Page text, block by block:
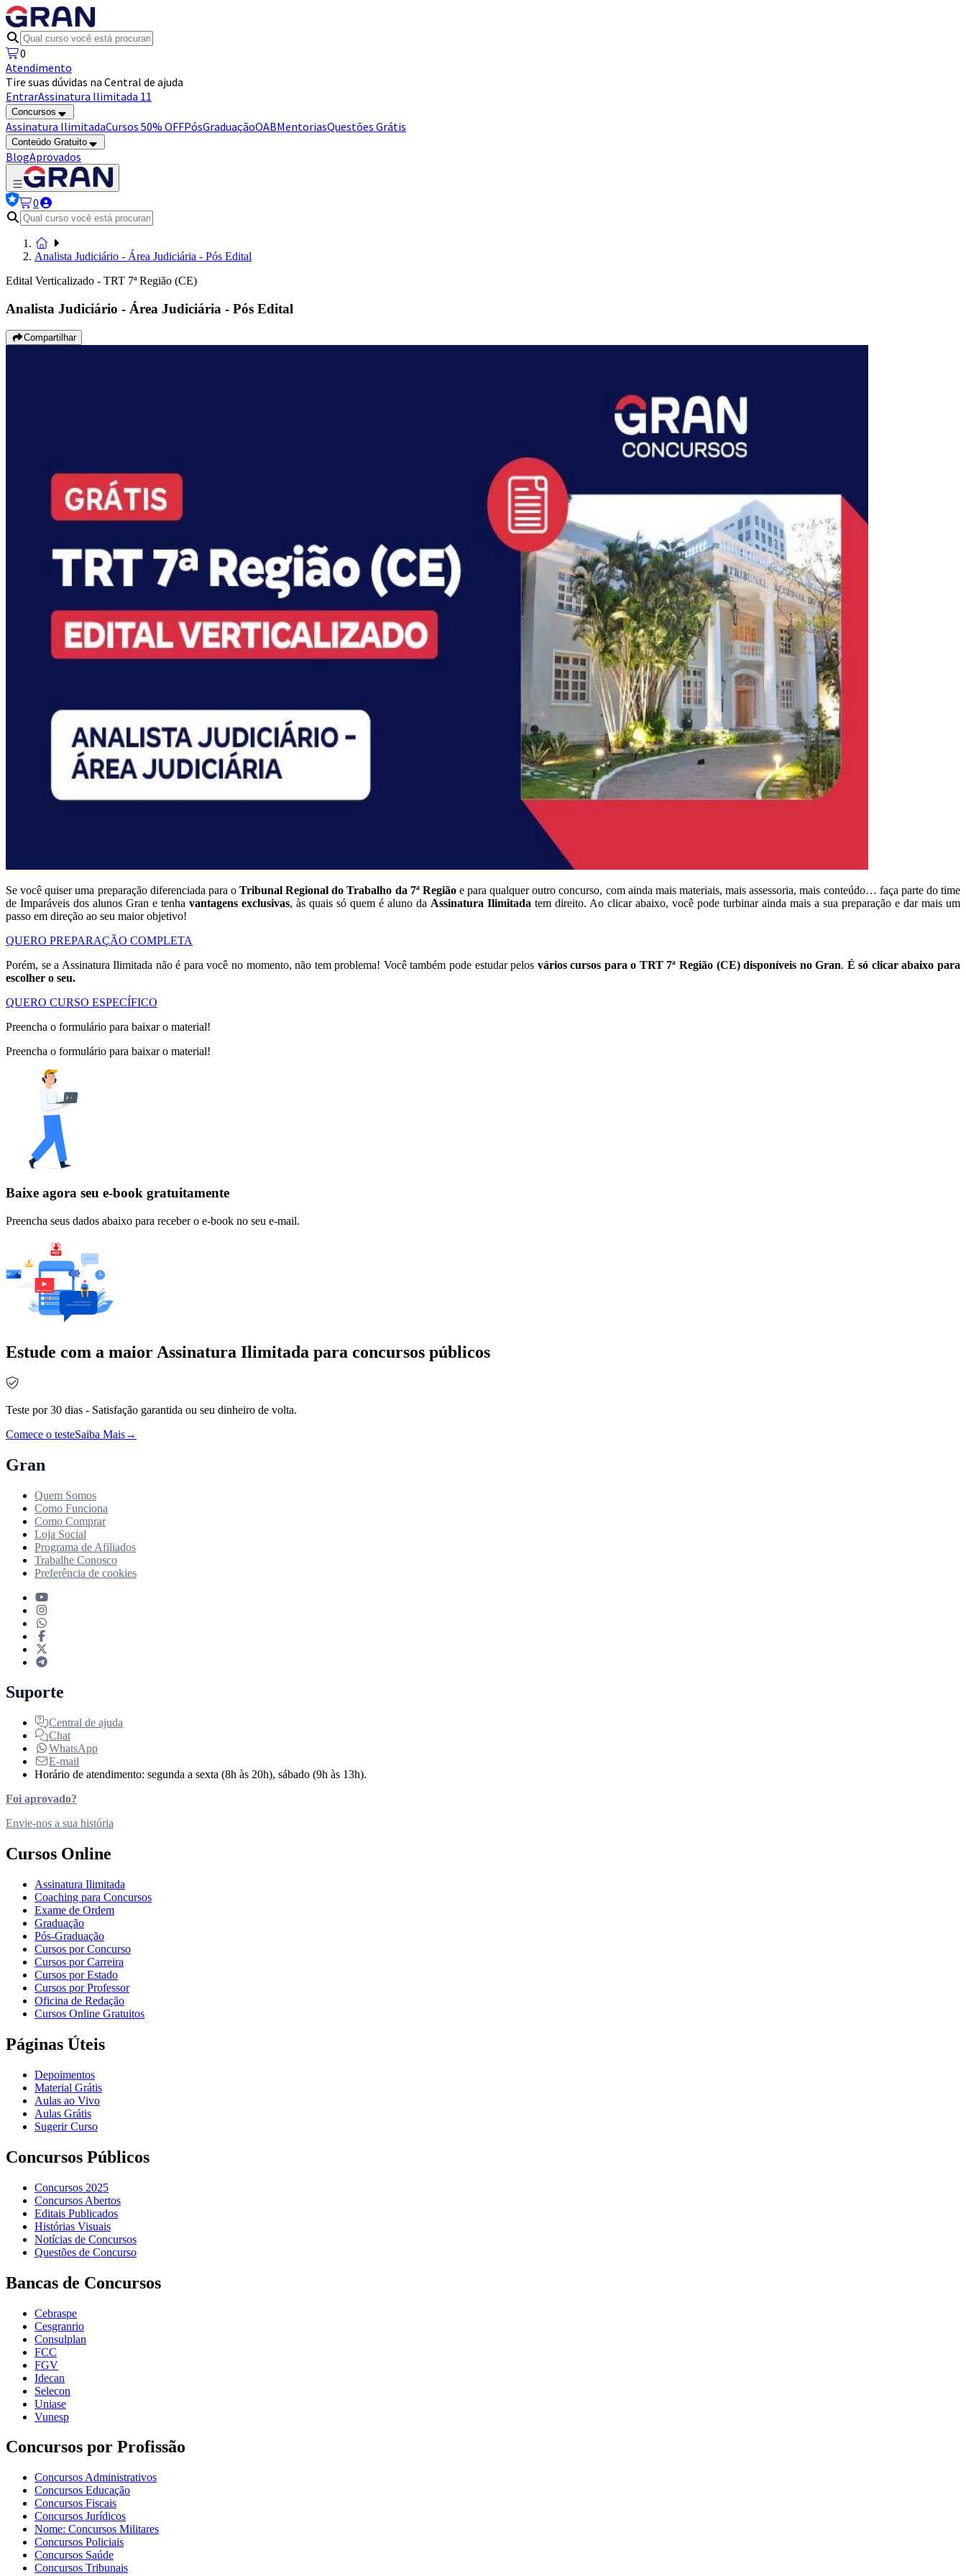
0
Atendimento
Tire suas dúvidas na Central de ajuda
EntrarAssinatura Ilimitada 11
Concursos
Assinatura IlimitadaCursos 50% OFFPósGraduaçãoOABMentoriasQuestões Grátis
Conteúdo Gratuito
BlogAprovados
0
Analista Judiciário - Área Judiciária - Pós Edital
Edital Verticalizado - TRT 7ª Região (CE)
Analista Judiciário - Área Judiciária - Pós Edital
Compartilhar
Se você quiser uma preparação diferenciada para oTribunal Regional do Trabalho da 7ª Região e para qualquer outro concurso, com ainda mais materiais, mais assessoria, mais conteúdo… faça parte do time
de Imparáveis dos alunos Gran e tenha vantagens exclusivas, às quais só quem é aluno da Assinatura Ilimitada tem direito. Ao clicar abaixo, você pode turbinar ainda mais a sua preparação e dar mais um
passo em direção ao seu maior objetivo!
QUERO PREPARAÇÃO COMPLETA
Porém, se a Assinatura Ilimitada não é para você no momento, não tem problema! Você também pode estudar pelos vários cursos para o TRT 7ª Região (CE) disponíveis no Gran. É só clicar abaixo para
escolher o seu.
QUERO CURSO ESPECÍFICO
Preencha o formulário para baixar o material!
Preencha o formulário para baixar o material!
Baixe agora seu e-book gratuitamente
Preencha seus dados abaixo para receber o e-book no seu e-mail.
Estude com a maior Assinatura Ilimitada para concursos públicos
Teste por 30 dias - Satisfação garantida ou seu dinheiro de volta.
Comece o testeSaiba Mais→
Gran
Quem Somos
Como Funciona
Como Comprar
Loja Social
Programa de Afiliados
Trabalhe Conosco
Preferência de cookies
Suporte
Central de ajuda
Chat
WhatsApp
E-mail
Horário de atendimento: segunda a sexta (8h às 20h), sábado (9h às 13h).
Foi aprovado?
Envie-nos a sua história
Cursos Online
Assinatura Ilimitada
Coaching para Concursos
Exame de Ordem
Graduação
Pós-Graduação
Cursos por Concurso
Cursos por Carreira
Cursos por Estado
Cursos por Professor
Oficina de Redação
Cursos Online Gratuitos
Páginas Úteis
Depoimentos
Material Grátis
Aulas ao Vivo
Aulas Grátis
Sugerir Curso
Concursos Públicos
Concursos 2025
Concursos Abertos
Editais Publicados
Histórias Visuais
Notícias de Concursos
Questões de Concurso
Bancas de Concursos
Cebraspe
Cesgranrio
Consulplan
FCC
FGV
Idecan
Selecon
Uniase
Vunesp
Concursos por Profissão
Concursos Administrativos
Concursos Educação
Concursos Fiscais
Concursos Jurídicos
Nome: Concursos Militares
Concursos Policiais
Concursos Saúde
Concursos Tribunais